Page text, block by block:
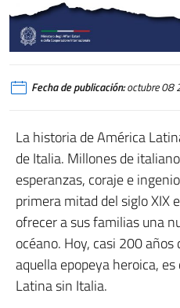
Fecha de publicación:octubre 08
La historia de América
de Italia. Millones de
esperanzas, coraje e
primera mitad del siglo XIX
ofrecer a sus familias una
océano. Hoy, casi 200 años
aquella epopeya heroica,
Latina sin Italia.